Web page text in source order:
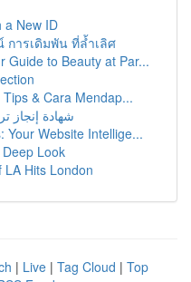
a New ID
ารเดิมพัน ที่ล้ำเลิศ
Guide to Beauty at Par...
& Cara Mendap...
شهادة إنجاز
Your Website Intellige...
Look
LA Hits London
| Live | Tag Cloud | Top